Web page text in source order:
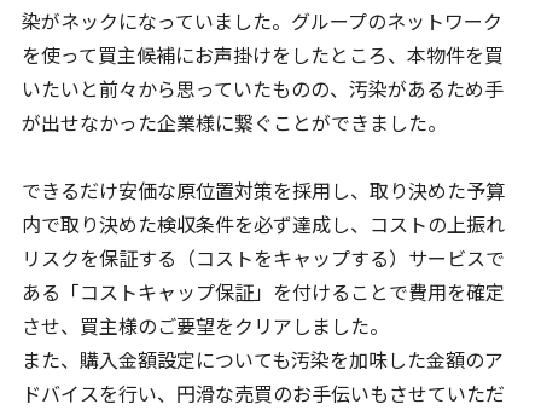
染がネックになっていました。グループのネットワーク
を使って買主候補にお声掛けをしたところ、本物件を買
いたいと前々から思っていたものの、汚染があるため手
が出せなかった企業様に繋ぐことができました。
できるだけ安価な原位置対策を採用し、取り決めた予算
内で取り決めた検収条件を必ず達成し、コストの上振れ
リスクを保証する（コストをキャップする）サービスで
ある「コストキャップ保証」を付けることで費用を確定
させ、買主様のご要望をクリアしました。
また、購入金額設定についても汚染を加味した金額のア
ドバイスを行い、円滑な売買のお手伝いもさせていただ